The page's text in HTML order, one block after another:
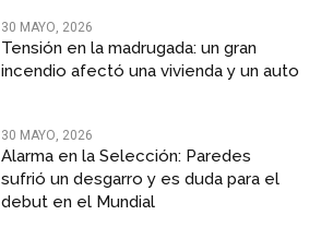
30 MAYO, 2026
Tensión en la madrugada: un gran
incendio afectó una vivienda y un auto
30 MAYO, 2026
Alarma en la Selección: Paredes
sufrió un desgarro y es duda para el
debut en el Mundial